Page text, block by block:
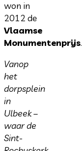
won in
2012 de
Vlaamse
Monumentenprijs.
Vanop
het
dorpsplein
in
Ulbeek –
waar de
Sint-